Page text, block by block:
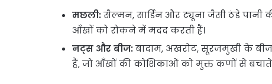
मछली: सैल्मन, सार्डिन और ट्यूना जैसी ठंडे
आँखों को रोकने में मदद करती हैं।
नट्स और बीज: बादाम, अखरोट, सूरजमुखी के
हैं, जो आँखों की कोशिकाओं को मुक्त कणों से बचाते